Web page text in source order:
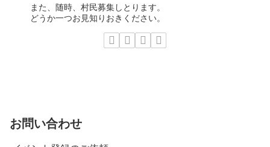
また、随時、村民募集しとります。
どうか一つお見知りおきください。
お問い合わせ